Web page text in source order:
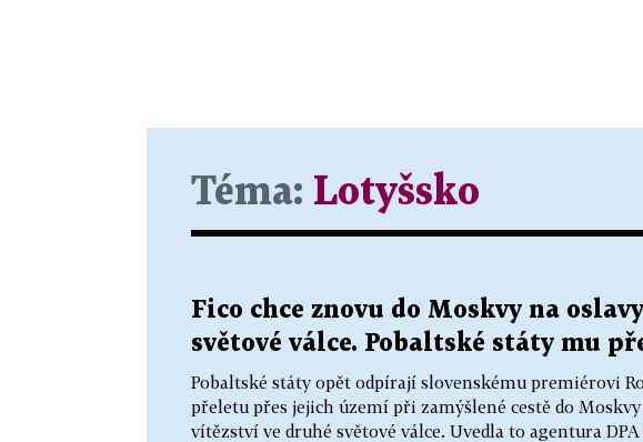
Téma: Lotyšsko
Fico chce znovu do Moskvy na
světové válce. Pobaltské státy mu
Pobaltské státy opět odpírají slovenskému premiérovi
přeletu přes jejich území při zamýšlené cestě do
vítězství ve druhé světové válce. Uvedla to agentura